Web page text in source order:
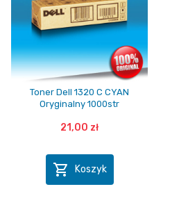
Toner Dell 1320 C CYAN
Oryginalny 1000str
21,00 zł
 Koszyk